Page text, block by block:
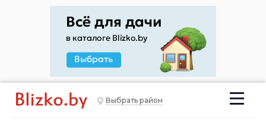
Выбрать район